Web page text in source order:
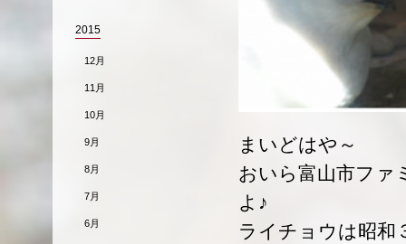
まいどはや～
おいら富山市ファ
よ♪
ライチョウは昭和
2015
12月
11月
10月
9月
8月
7月
6月